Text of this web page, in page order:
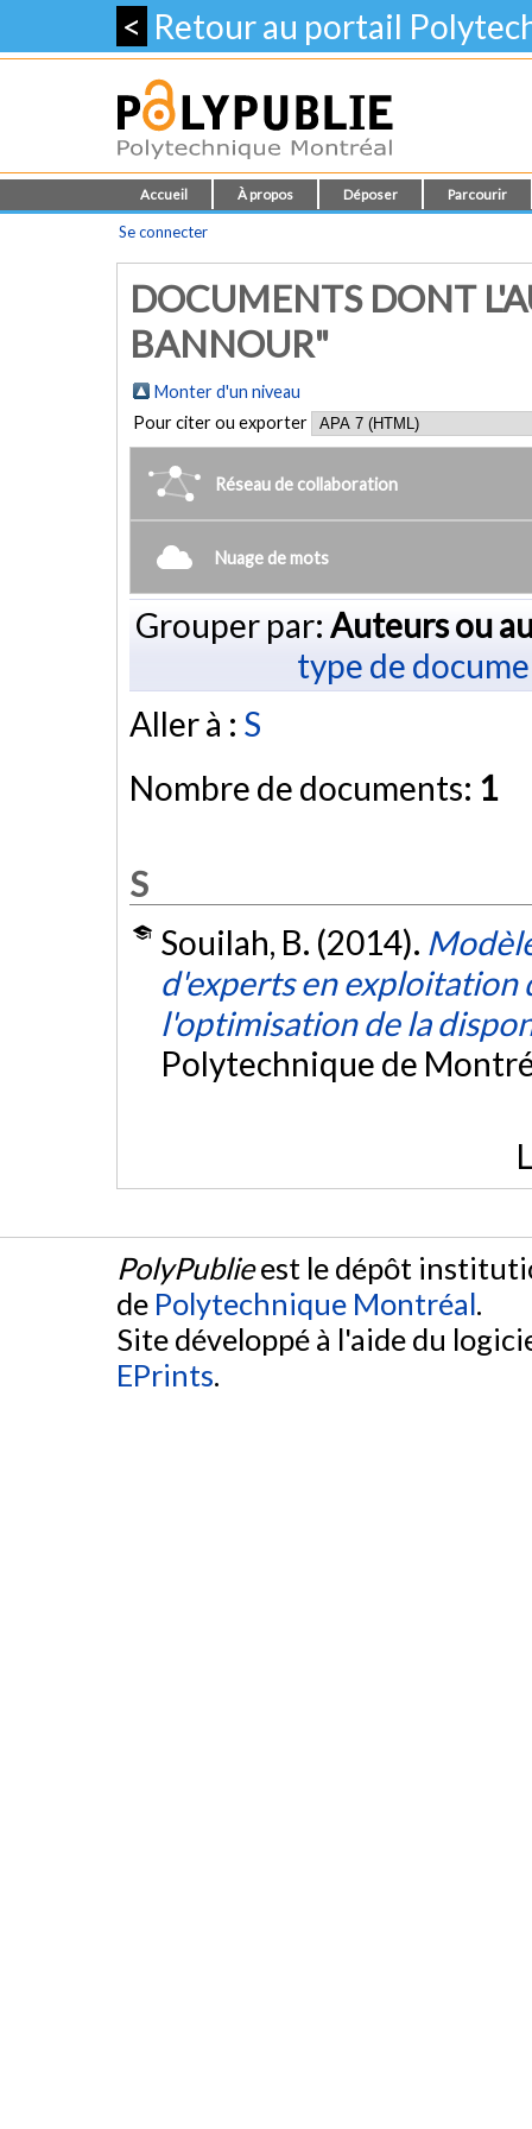
< Retour au portail
Accueil À propos Déposer Parcourir
Se connecter
DOCUMENTS DONT
BANNOUR"
Monter d'un niveau
Pour citer ou exporter
Réseau de collaboration
Nuage de mots
Grouper par: Auteurs ou
type de
Aller à : S
Nombre de documents: 1
S
Souilah, B. (2014).
d'experts en exploitation
l'optimisation de la
Polytechnique de
PolyPublieest le dépôt
de Polytechnique Montréal.
Site développé à l'aide du
EPrints.